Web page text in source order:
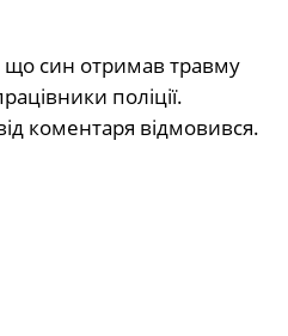
син отримав травму
поліції.
коментаря відмовився.